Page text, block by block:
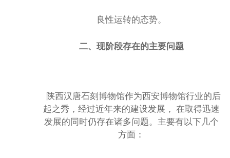
良性运转的态势。
二、现阶段存在的主要问题
陕西汉唐石刻博物馆作为西安博物馆行业的后
起之秀，经过近年来的建设发展， 在取得迅速
发展的同时仍存在诸多问题。主要有以下几个
方面：